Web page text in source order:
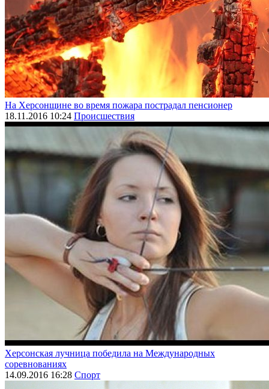
На Херсонщине во время пожара пострадал пенсионер
18.11.2016 10:24 Происшествия
Херсонская лучница победила на Международных
соревнованиях
14.09.2016 16:28 Спорт